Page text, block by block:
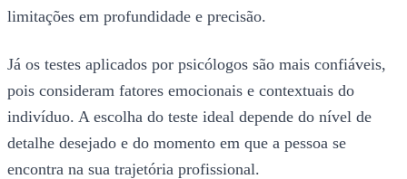
limitações em profundidade e precisão.
Já os testes aplicados por psicólogos são mais confiáveis,
pois consideram fatores emocionais e contextuais do
indivíduo. A escolha do teste ideal depende do nível de
detalhe desejado e do momento em que a pessoa se
encontra na sua trajetória profissional.